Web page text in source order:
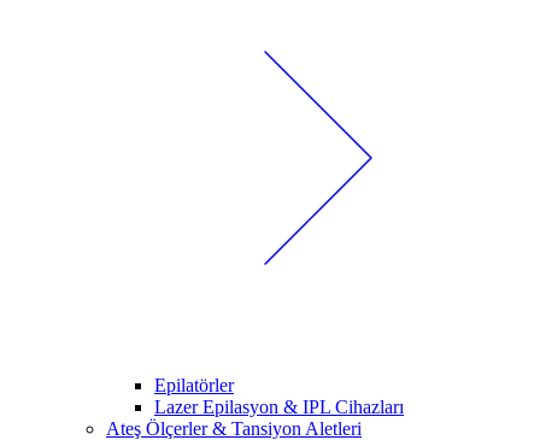
Epilatörler
Lazer Epilasyon & IPL Cihazları
Ateş Ölçerler & Tansiyon Aletleri